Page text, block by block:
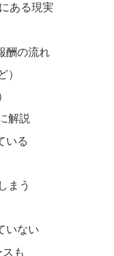
ある現実
酬の流れ
）
解説
いる
まう
いない
も